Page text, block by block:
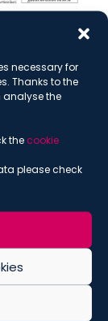
necessary for
Thanks to the
the
the cookie
please check